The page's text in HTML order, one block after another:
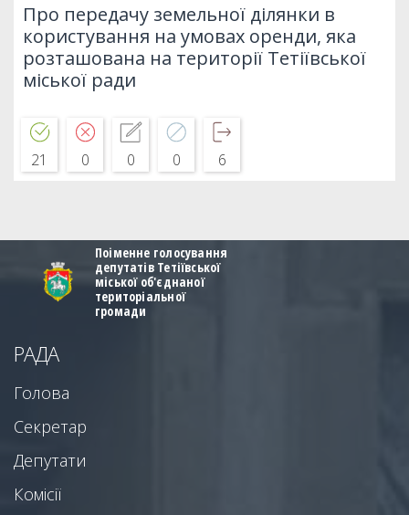
Про передачу земельної ділянки в
користування на умовах оренди, яка
розташована на території Тетіївської
міської ради
21 0 0 0 6
Поіменне голосування
депутатів Тетіївської
міської об'єднаної
територіальної
громади
РАДА
Голова
Секретар
Депутати
Комісії